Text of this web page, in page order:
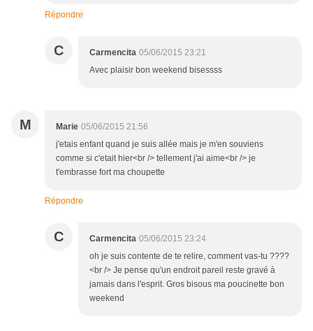
Répondre
C Carmencita 05/06/2015 23:21
Avec plaisir bon weekend bisessss
M Marie 05/06/2015 21:56
j'etais enfant quand je suis allée mais je m'en souviens
comme si c'etait hier<br /> tellement j'ai aime<br /> je
t'embrasse fort ma choupette
Répondre
C Carmencita 05/06/2015 23:24
oh je suis contente de te relire, comment vas-tu ????
<br /> Je pense qu'un endroit pareil reste gravé à
jamais dans l'esprit. Gros bisous ma poucinette bon
weekend